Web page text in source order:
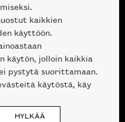
kaikkien
käyttöön.
käytön, jolloin kaikkia
pystytä suorittamaan.
käytöstä, käy
HYLKÄÄ